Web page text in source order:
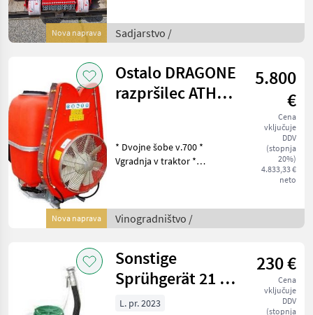
Nova naprava
Betriebsstunden und einer
Arbeitsbreite von 165cm -
Sadjarstvo /
Nova naprava
Ostalo DRAGONE
razpršilec ATHOS
5.800
€
Cena
vključuje
DDV
(stopnja
20%)
4.833,33 €
neto
* Dvojne šobe v.700 *
Vgradnja v traktor *
Izometrični manometer *
Zaščita ventilator
Vinogradništvo /
Sonstige
Sprühgerät 21 l,
52 CC
230 €
Cena
vključuje
DDV
(stopnja
L. pr. 2023